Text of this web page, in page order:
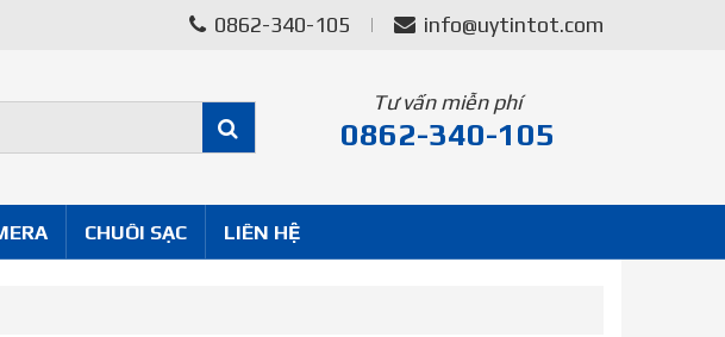
0862-340-105 info@uytintot.com
Tư vấn miễn phí
0862-340-105
CHUÔI SẠC LIÊN HỆ